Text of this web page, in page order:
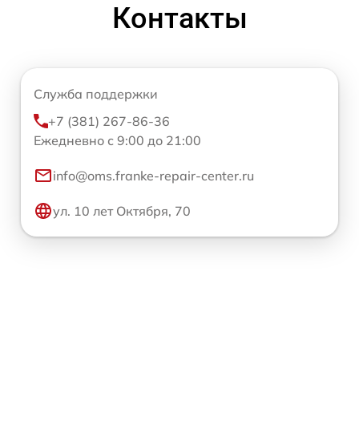
Контакты
Служба поддержки
+7 (381) 267-86-36
Ежедневно с 9:00 до 21:00
info@oms.franke-repair-center.ru
ул. 10 лет Октября, 70